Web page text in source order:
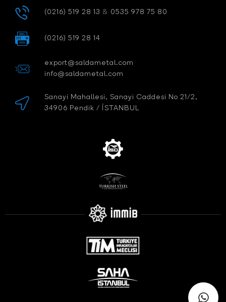
(0216) 519 28 13 & 0535 978 75 80
(0216) 519 28 14
export@saldametal.com
info@saldametal.com
Sanayi Mahallesi, Sanayi Caddesi No 21/2,
34906 Pendik / İSTANBUL